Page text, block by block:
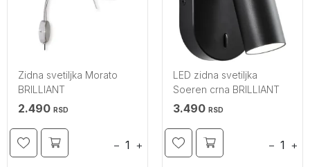
Zidna svetiljka Morato
BRILLIANT
2.490 RSD
− +
LED zidna svetiljka
Soeren crna BRILLIANT
3.490 RSD
− +